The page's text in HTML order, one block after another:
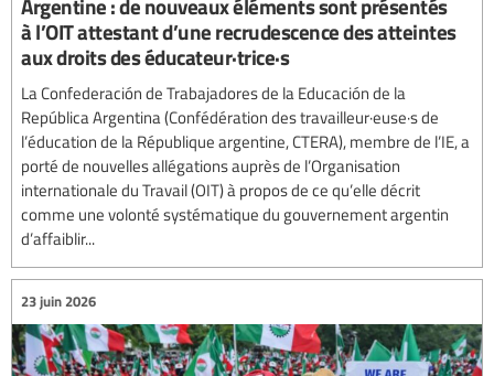
à l’OIT attestant d’une recrudescence des atteintes
aux droits des éducateur·trice·s
La Confederación de Trabajadores de la Educación de la
República Argentina (Confédération des travailleur·euse·s de
l’éducation de la République argentine, CTERA), membre de l’IE, a
porté de nouvelles allégations auprès de l’Organisation
internationale du Travail (OIT) à propos de ce qu’elle décrit
comme une volonté systématique du gouvernement argentin
d’affaiblir...
23 juin 2026